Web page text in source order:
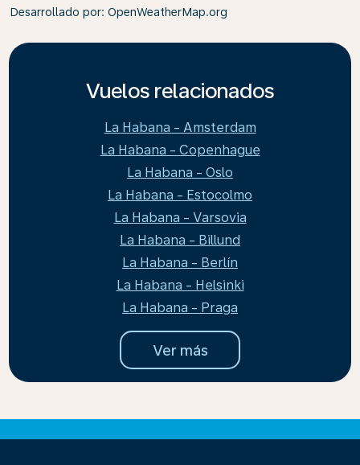
Desarrollado por: OpenWeatherMap.org
Vuelos relacionados
La Habana - Amsterdam
La Habana - Copenhague
La Habana - Oslo
La Habana - Estocolmo
La Habana - Varsovia
La Habana - Billund
La Habana - Berlín
La Habana - Helsinki
La Habana - Praga
Ver más